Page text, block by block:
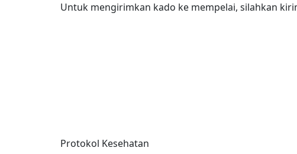
Untuk mengirimkan kado ke mempelai, silahkan
Protokol Kesehatan